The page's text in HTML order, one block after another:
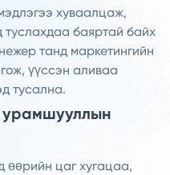
хуваалцаж,
туслахдаа баяртай байх
танд маркетингийн
үүссэн аливаа
тусална.
урамшууллын
өөрийн цаг хугацаа,